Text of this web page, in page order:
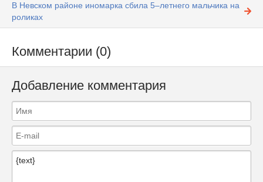
В Невском районе иномарка сбила 5–летнего мальчика на
роликах
Комментарии (0)
Добавление комментария